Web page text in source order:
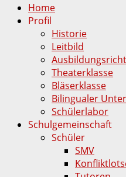
Home
Profil
Historie
Leitbild
Theaterklasse
Bläserklasse
Bilingualer
Schülerlabor
Schulgemeinschaft
Schüler
SMV